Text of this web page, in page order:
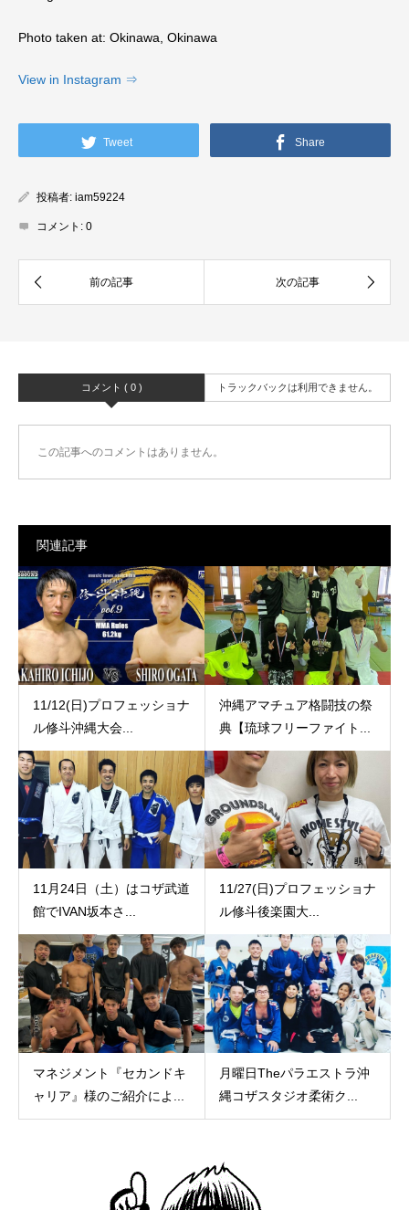
Photo taken at: Okinawa, Okinawa
View in Instagram ⇒
Tweet Share
投稿者: iam59224
コメント: 0
コメント ( 0 ) トラックバックは利用できません。
この記事へのコメントはありません。
関連記事
11/12(日)プロフェッショナ
ル修斗沖縄大会...
沖縄アマチュア格闘技の祭
典【琉球フリーファイト...
11月24日（土）はコザ武道
館でIVAN坂本さ...
11/27(日)プロフェッショナ
ル修斗後楽園大...
マネジメント『セカンドキ
ャリア』様のご紹介によ...
月曜日Theパラエストラ沖
縄コザスタジオ柔術ク...